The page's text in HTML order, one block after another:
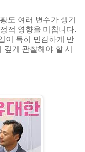
도 여러 변수가 생기
적 영향을 미칩니다.
이 특히 민감하게 반
게 관찰해야 할 시